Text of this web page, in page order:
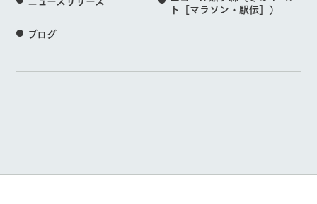
ト［マラソン・駅伝］）
ブログ